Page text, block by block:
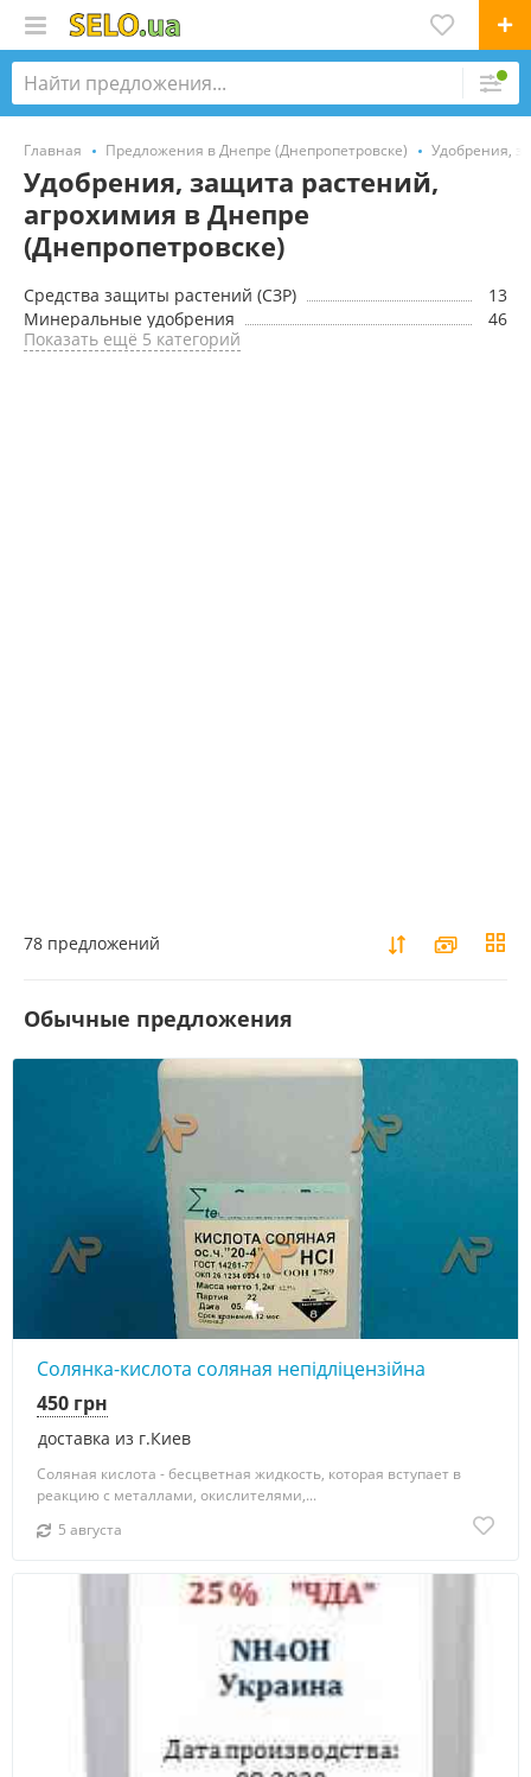
Главная Предложения в Днепре (Днепропетровске) Удобрения,
Удобрения, защита растений,
агрохимия в Днепре
(Днепропетровске)
Средства защиты растений (CЗР)
13
Минеральные удобрения
46
Показать ещё 5 категорий
78 предложений
Обычные предложения
Солянка-кислота соляная непідліцензійна
доставка из г.Киев
450 грн
Соляная кислота - бесцветная жидкость, которая вступает в
реакцию с металлами, окислителями,...
5 августа